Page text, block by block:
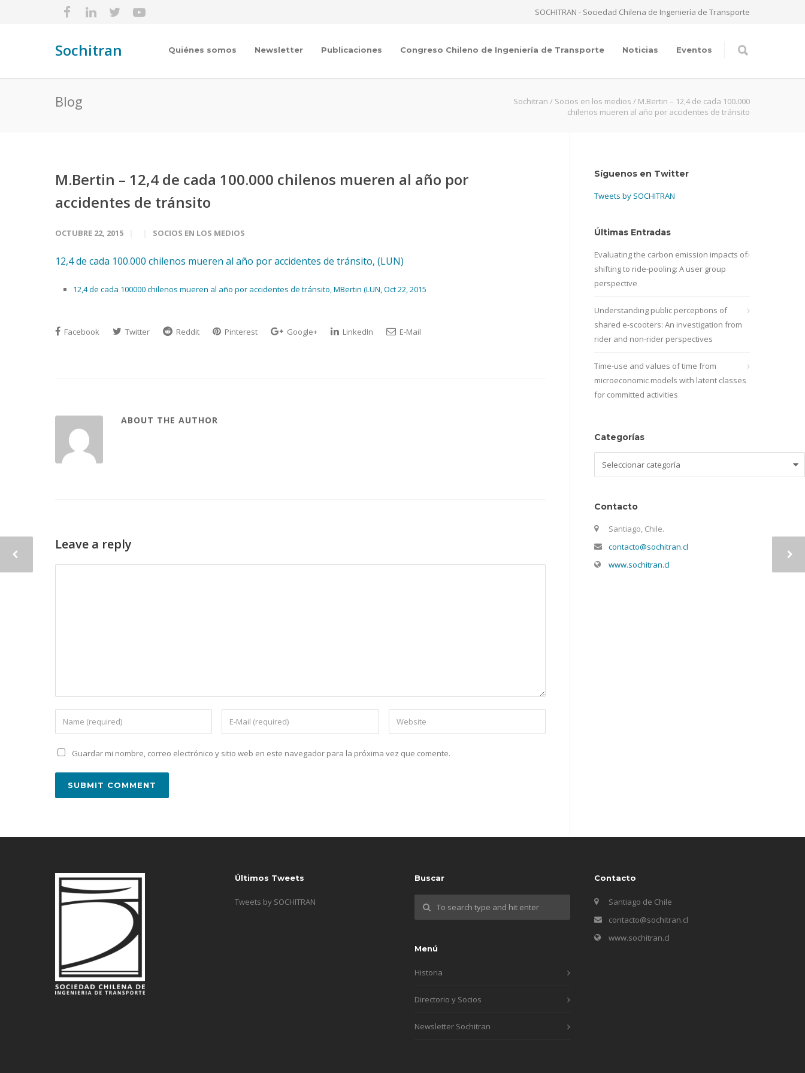
SOCHITRAN - Sociedad Chilena de Ingeniería de Transporte
Sochitran Quiénes somos Newsletter Publicaciones Congreso Chileno de Ingeniería de Transporte Noticias Eventos
Blog Sochitran / Socios en los medios / M.Bertin – 12,4 de cada 100.000
chilenos mueren al año por accidentes de tránsito
M.Bertin – 12,4 de cada 100.000 chilenos mueren al año por
accidentes de tránsito
OCTUBRE 22, 2015 SOCIOS EN LOS MEDIOS
12,4 de cada 100.000 chilenos mueren al año por accidentes de tránsito, (LUN)
12,4 de cada 100000 chilenos mueren al año por accidentes de tránsito, MBertin (LUN, Oct 22, 2015
Facebook Twitter Reddit Pinterest Google+ LinkedIn E-Mail
ABOUT THE AUTHOR
Leave a reply
Guardar mi nombre, correo electrónico y sitio web en este navegador para la próxima vez que comente.
Síguenos en Twitter
Tweets by SOCHITRAN
Últimas Entradas
Evaluating the carbon emission impacts of
shifting to ride-pooling: A user group
perspective
Understanding public perceptions of
shared e-scooters: An investigation from
rider and non-rider perspectives
Time-use and values of time from
microeconomic models with latent classes
for committed activities
Categorías
Contacto
Santiago, Chile.
contacto@sochitran.cl
www.sochitran.cl
Últimos Tweets
Tweets by SOCHITRAN
Buscar
Menú
Historia
Directorio y Socios
Newsletter Sochitran
Contacto
Santiago de Chile
contacto@sochitran.cl
www.sochitran.cl